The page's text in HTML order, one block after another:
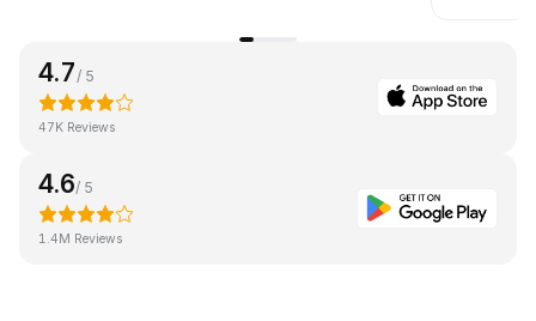
4.7 / 5
47K Reviews
4.6/ 5
1.4M Reviews